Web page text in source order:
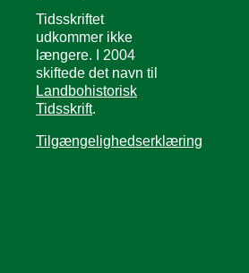
Tidsskriftet
udkommer ikke
længere. I 2004
skiftede det navn til
Landbohistorisk
Tidsskrift.
Tilgængelighedserklæring